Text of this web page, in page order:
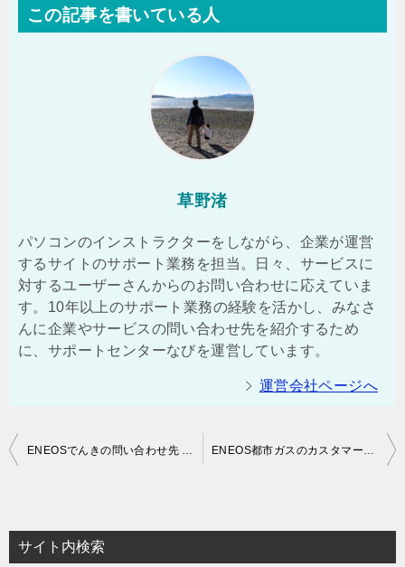
この記事を書いている人
草野渚
パソコンのインストラクターをしながら、企業が運営
するサイトのサポート業務を担当。日々、サービスに
対するユーザーさんからのお問い合わせに応えていま
す。10年以上のサポート業務の経験を活かし、みなさ
んに企業やサービスの問い合わせ先を紹介するため
に、サポートセンターなびを運営しています。
運営会社ページへ
投
ビ
ゲ
ENEOSでんきの問い合わせ先 | カスタマーセンターの電話番号は？ ENEOS都市ガスのカスタマーセンターの電話番号
サイト内検索